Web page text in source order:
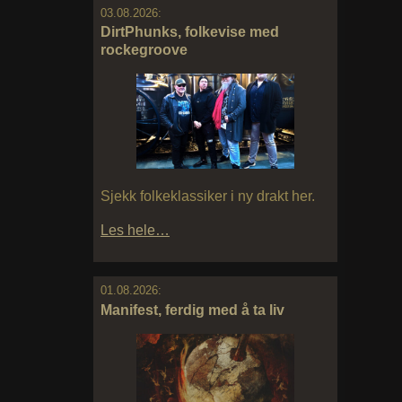
03.08.2026:
DirtPhunks, folkevise med
rockegroove
Sjekk folkeklassiker i ny drakt her.
Les hele…
01.08.2026:
Manifest, ferdig med å ta liv